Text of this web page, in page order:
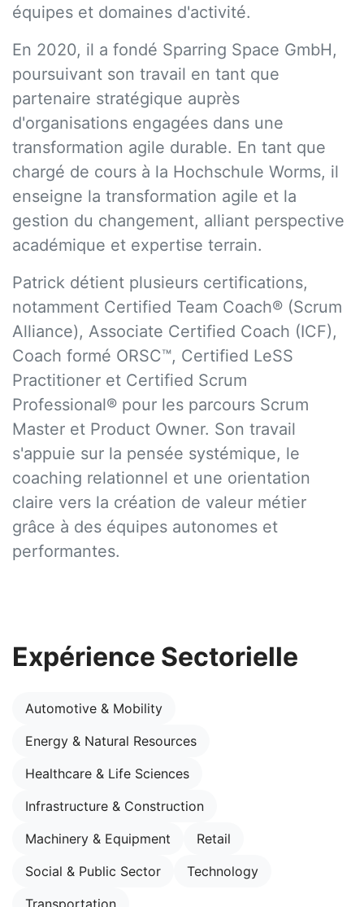
équipes et domaines d'activité.
En 2020, il a fondé Sparring Space GmbH,
poursuivant son travail en tant que
partenaire stratégique auprès
d'organisations engagées dans une
transformation agile durable. En tant que
chargé de cours à la Hochschule Worms, il
enseigne la transformation agile et la
gestion du changement, alliant perspective
académique et expertise terrain.
Patrick détient plusieurs certifications,
notamment Certified Team Coach® (Scrum
Alliance), Associate Certified Coach (ICF),
Coach formé ORSC™, Certified LeSS
Practitioner et Certified Scrum
Professional® pour les parcours Scrum
Master et Product Owner. Son travail
s'appuie sur la pensée systémique, le
coaching relationnel et une orientation
claire vers la création de valeur métier
grâce à des équipes autonomes et
performantes.
Expérience Sectorielle
Automotive & Mobility
Energy & Natural Resources
Healthcare & Life Sciences
Infrastructure & Construction
Machinery & Equipment
Retail
Social & Public Sector
Technology